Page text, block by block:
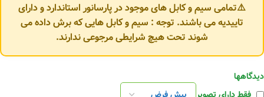
⚠️تمامی سیم و کابل های موجود در پارسانور استاندارد و دارای
تاییدیه می باشند. توجه : سیم و کابل هایی که برش داده می
شوند تحت هیچ شرایطی مرجوعی ندارند.
دیدگاهها